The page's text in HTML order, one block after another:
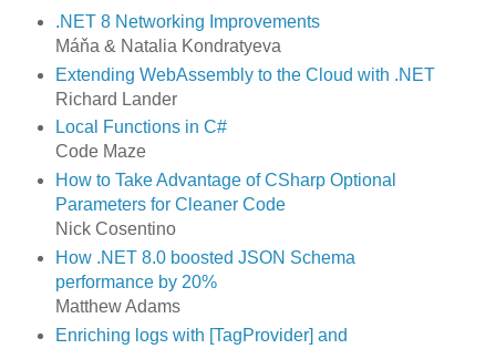
.NET 8 Networking Improvements
Máňa & Natalia Kondratyeva
Extending WebAssembly to the Cloud with .NET
Richard Lander
Local Functions in C#
Code Maze
How to Take Advantage of CSharp Optional
Parameters for Cleaner Code
Nick Cosentino
How .NET 8.0 boosted JSON Schema
performance by 20%
Matthew Adams
Enriching logs with [TagProvider] and